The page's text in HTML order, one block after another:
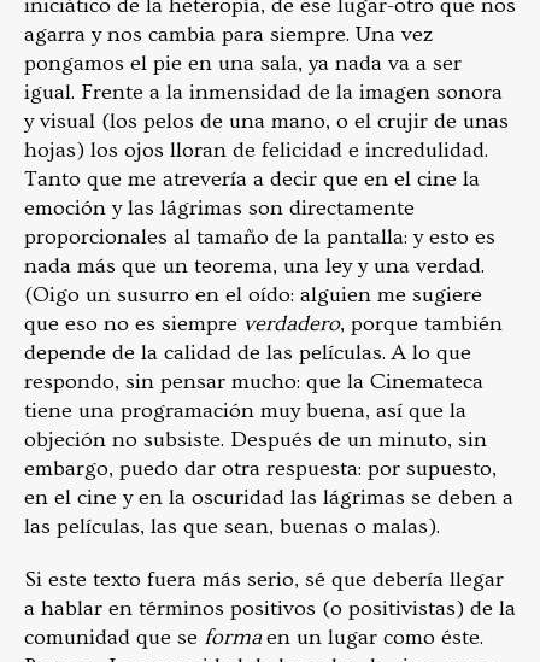
iniciático de la heteropía, de ese lugar-otro que nos
agarra y nos cambia para siempre. Una vez
pongamos el pie en una sala, ya nada va a ser
igual. Frente a la inmensidad de la imagen sonora
y visual (los pelos de una mano, o el crujir de unas
hojas) los ojos lloran de felicidad e incredulidad.
Tanto que me atrevería a decir que en el cine la
emoción y las lágrimas son directamente
proporcionales al tamaño de la pantalla: y esto es
nada más que un teorema, una ley y una verdad.
(Oigo un susurro en el oído: alguien me sugiere
que eso no es siempre verdadero, porque también
depende de la calidad de las películas. A lo que
respondo, sin pensar mucho: que la Cinemateca
tiene una programación muy buena, así que la
objeción no subsiste. Después de un minuto, sin
embargo, puedo dar otra respuesta: por supuesto,
en el cine y en la oscuridad las lágrimas se deben a
las películas, las que sean, buenas o malas).
Si este texto fuera más serio, sé que debería llegar
a hablar en términos positivos (o positivistas) de la
comunidad que se formaen un lugar como éste.